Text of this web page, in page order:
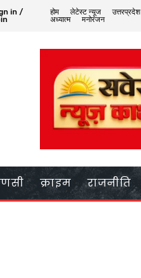
in /
होम लेटेस्ट न्यूज उत्तरप्रदेश
अध्यात्म
मनोरंजन
क्राइम राजनीति